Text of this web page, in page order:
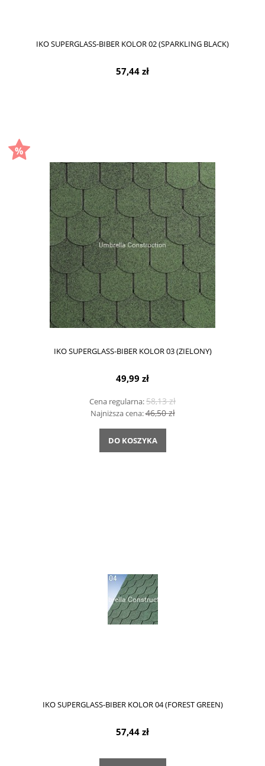
IKO SUPERGLASS-BIBER KOLOR 02 (SPARKLING BLACK)
57,44 zł
IKO SUPERGLASS-BIBER KOLOR 03 (ZIELONY)
49,99 zł
Cena regularna:58,13 zł
Najniższa cena:46,50 zł
DO KOSZYKA
IKO SUPERGLASS-BIBER KOLOR 04 (FOREST GREEN)
57,44 zł